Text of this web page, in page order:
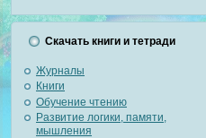
Скачать книги и тетради
Журналы
Книги
Обучение чтению
Развитие логики, памяти,
мышления